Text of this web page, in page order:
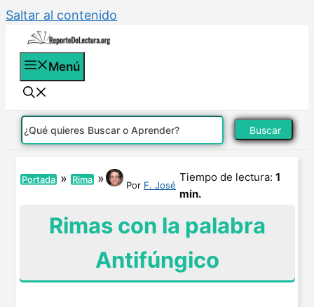
Saltar al contenido
Menú
Buscar
Portada » Rima » Por F. José
Tiempo de lectura: 1
min.
Rimas con la palabra
Antifúngico